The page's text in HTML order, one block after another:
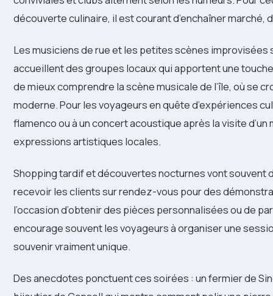
découverte culinaire, il est courant d’enchaîner marché,
Les musiciens de rue et les petites scènes
accueillent des groupes locaux qui apportent une
de mieux comprendre la scène musicale de l’île, où se
moderne. Pour les voyageurs en quête d’expériences
flamenco ou à un concert acoustique après la visite
expressions artistiques locales.
Shopping tardif et découvertes nocturnes vont souvent
recevoir les clients sur rendez-vous pour des
l’occasion d’obtenir des pièces personnalisées ou de
encourage souvent les voyageurs à organiser une
souvenir vraiment unique.
Des anecdotes ponctuent ces soirées : un fermier de